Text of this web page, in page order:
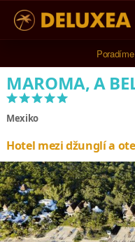
MAROMA, A
*****
Mexiko
Hotel mezi džunglí a